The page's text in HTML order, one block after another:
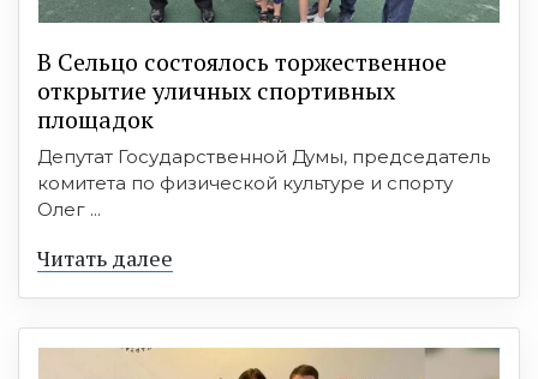
В Сельцо состоялось торжественное
открытие уличных спортивных
площадок
Депутат Государственной Думы, председатель
комитета по физической культуре и спорту
Олег ...
Читать далее